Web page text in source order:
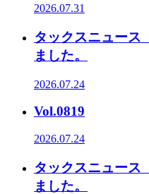
2026.07.31
タックスニュー
ました。
2026.07.24
Vol.0819
2026.07.24
タックスニュー
ました。